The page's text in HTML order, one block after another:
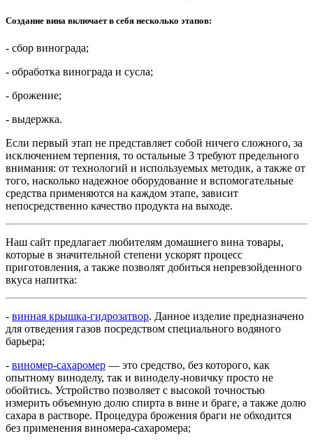
Создание вина включает в себя несколько этапов:
- сбор винограда;
- обработка винограда и сусла;
- брожение;
- выдержка.
Если первый этап не представляет собой ничего сложного, за
исключением терпения, то остальные 3 требуют предельного
внимания: от технологий и используемых методик, а также от
того, насколько надежное оборудование и вспомогательные
средства применяются на каждом этапе, зависит
непосредственно качество продукта на выходе.
Наш сайт предлагает любителям домашнего вина товары,
которые в значительной степени ускорят процесс
приготовления, а также позволят добиться непревзойденного
вкуса напитка:
- винная крышка-гидрозатвор. Данное изделие предназначено
для отведения газов посредством специального водяного
барьера;
- виномер-сахаромер — это средство, без которого, как
опытному виноделу, так и виноделу-новичку просто не
обойтись. Устройство позволяет с высокой точностью
измерить объемную долю спирта в вине и браге, а также долю
сахара в растворе. Процедура брожения браги не обходится
без применения виномера-сахаромера;